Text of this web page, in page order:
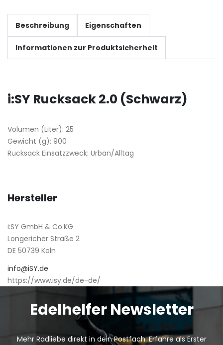
Beschreibung Eigenschaften
Informationen zur Produktsicherheit
i:SY Rucksack 2.0 (Schwarz)
Volumen (Liter): 25
Gewicht (g): 900
Rucksack Einsatzzweck: Urban/Alltag
Hersteller
i:SY GmbH & Co.KG
Longericher Straße 2
DE 50739 Köln
info@iSY.de
https://www.isy.de/de-de/
Edelhelfer Newsletter
Mehr Radliebe direkt in dein Postfach: Erfahre als Erster